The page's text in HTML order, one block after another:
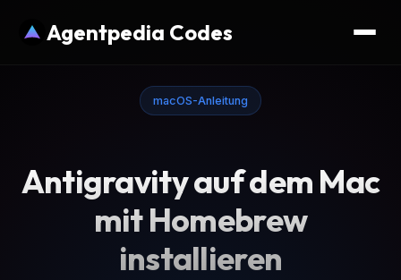
Agentpedia Codes
macOS-Anleitung
Antigravity auf dem Mac
mit Homebrew
installieren